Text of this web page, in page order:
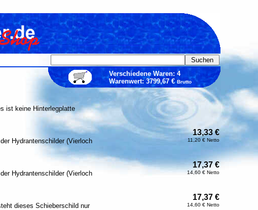
Verschiedene Waren: 4
Warenwert: 3799,67 €Brutto
ist keine Hinterlegplatte
Hydrantenschilder (Vierloch
13,33 €
11,20 € Netto
Hydrantenschilder (Vierloch
17,37 €
14,60 € Netto
dieses Schieberschild nur
17,37 €
14,60 € Netto